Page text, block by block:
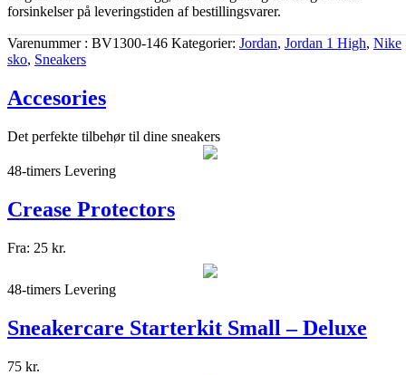
forsinkelser på leveringstiden af bestillingsvarer.
Varenummer BV1300-146 Kategorier Jordan, Jordan 1 High, Nike
sko, Sneakers
Accesories
Det perfekte tilbehør til dine sneakers
48-timers Levering
Crease Protectors
Fra: 25 kr.
48-timers Levering
Sneakercare Starterkit Small – Deluxe
75 kr.